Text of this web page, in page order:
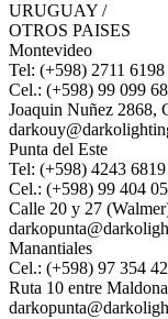
URUGUAY /
OTROS PAISES
Montevideo
Tel: (+598) 2711 6198
Cel.: (+598) 99 099
Joaquin Nuñez 2868,
Punta del Este
Tel: (+598) 4243 6819
Cel.: (+598) 99 404
Calle 20 y 27
Manantiales
Cel.: (+598) 97 354
Ruta 10 entre